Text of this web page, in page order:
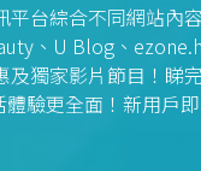
台綜合不同網站內
、U Blog、
及獨家影片節目！睇
驗更全面！新用戶